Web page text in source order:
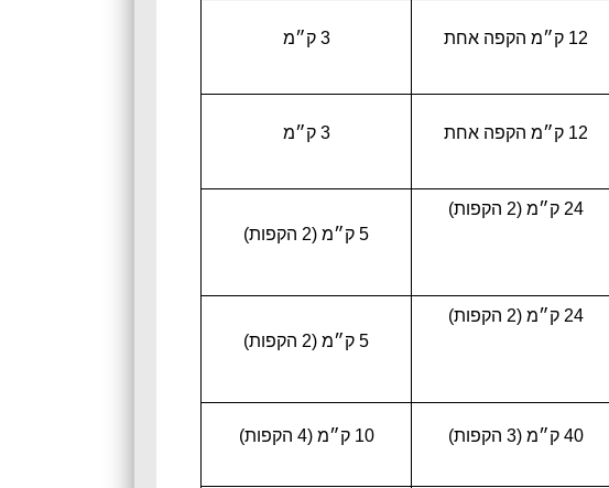
12 ק״מ הקפה אחת 3 ק״מ
12 ק״מ הקפה אחת 3 ק״מ
24 ק״מ (2 הקפות)
5 ק״מ (2 הקפות)
24 ק״מ (2 הקפות)
5 ק״מ (2 הקפות)
40 ק״מ (3 הקפות) 10 ק״מ (4 הקפות)